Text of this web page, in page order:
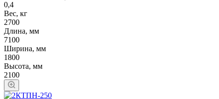
0,4
Вес, кг
2700
Длина, мм
7100
Ширина, мм
1800
Высота, мм
2100